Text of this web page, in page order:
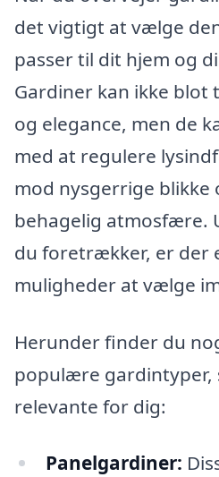
det vigtigt at vælge
passer til dit hjem og
Gardiner kan ikke blot
og elegance, men de
med at regulere
mod nysgerrige blikke
behagelig atmosfære.
du foretrækker, er der
muligheder at vælge
Herunder finder du
populære gardintyper,
relevante for dig:
Panelgardiner: